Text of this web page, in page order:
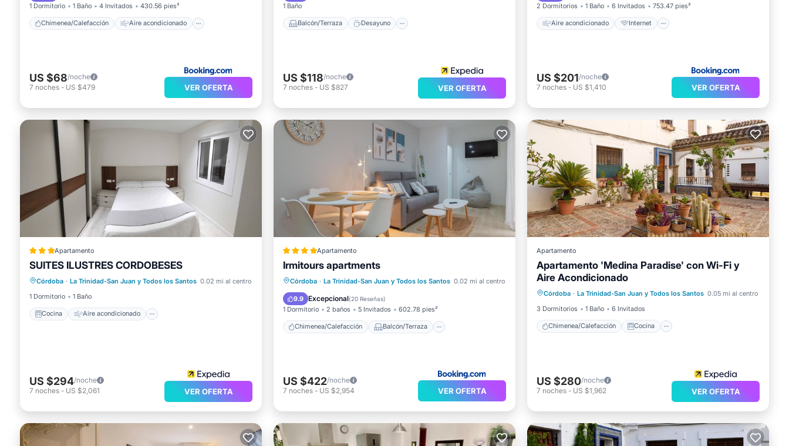
1 Dormitorio 1 Baño 4 Invitados 430.56 pies²
Chimenea/Calefacción Aire acondicionado
US $68/noche
7 noches - US $479 VER OFERTA
1 Baño
Balcón/Terraza Desayuno
US $118/noche
7 noches - US $827 VER OFERTA
2 Dormitorios 1 Baño 6 Invitados 753.47 pies²
Aire acondicionado Internet
US $201/noche
7 noches - US $1,410 VER OFERTA
Apartamento
SUITES ILUSTRES CORDOBESES
Córdoba · La Trinidad-San Juan y Todos los Santos 0.02 mi al centro
1 Dormitorio
1 Baño
Cocina Aire acondicionado
Cocina Aire acondicionado
Apto para niños
US $294/noche
7 noches - US $2,061 VER OFERTA
Apartamento
Irmitours apartments
Córdoba · La Trinidad-San Juan y Todos los Santos 0.02 mi al centro
9.9 Excepcional(20 Reseñas)
1 Dormitorio 2 baños 5 Invitados 602.78 pies²
Chimenea/Calefacción Balcón/Terraza
Chimenea/Calefacción
Balcón/Terraza
Aire acondicionado
US $422/noche
7 noches - US $2,954 VER OFERTA
Apartamento
Apartamento 'Medina Paradise' con Wi-Fi y
Aire Acondicionado
Córdoba · La Trinidad-San Juan y Todos los Santos 0.05 mi al centro
3 Dormitorios
1 Baño 6 Invitados
Chimenea/Calefacción Cocina
Chimenea/Calefacción
Aire acondicionado
Internet
US $280/noche
7 noches - US $1,962 VER OFERTA